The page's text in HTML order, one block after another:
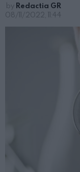
by Redactia GR
08/11/2022, 11:44